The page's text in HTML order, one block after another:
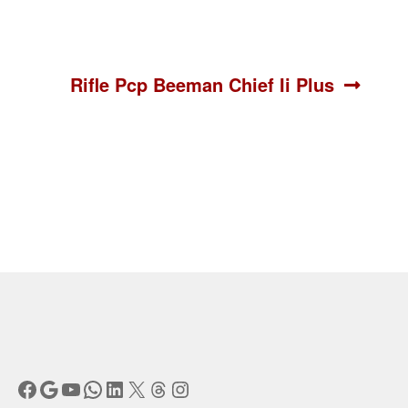
Siguiente:
Rifle Pcp Beeman Chief Ii Plus
Facebook
Google
YouTube
WhatsApp
LinkedIn
X Threads
Instagram